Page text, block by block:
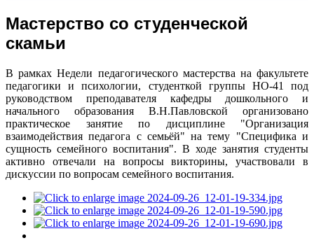
Мастерство со студенческой
скамьи
В рамках Недели педагогического мастерства на факультете
педагогики и психологии, студенткой группы НО-41 под
руководством преподавателя кафедры дошкольного и
начального образования В.Н.Павловской организовано
практическое занятие по дисциплине "Организация
взаимодействия педагога с семьёй" на тему "Специфика и
сущность семейного воспитания". В ходе занятия студенты
активно отвечали на вопросы викторины, участвовали в
дискуссии по вопросам семейного воспитания.